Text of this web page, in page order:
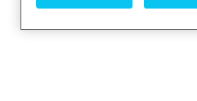
Brannklasse E/EI120
NS EN 14846